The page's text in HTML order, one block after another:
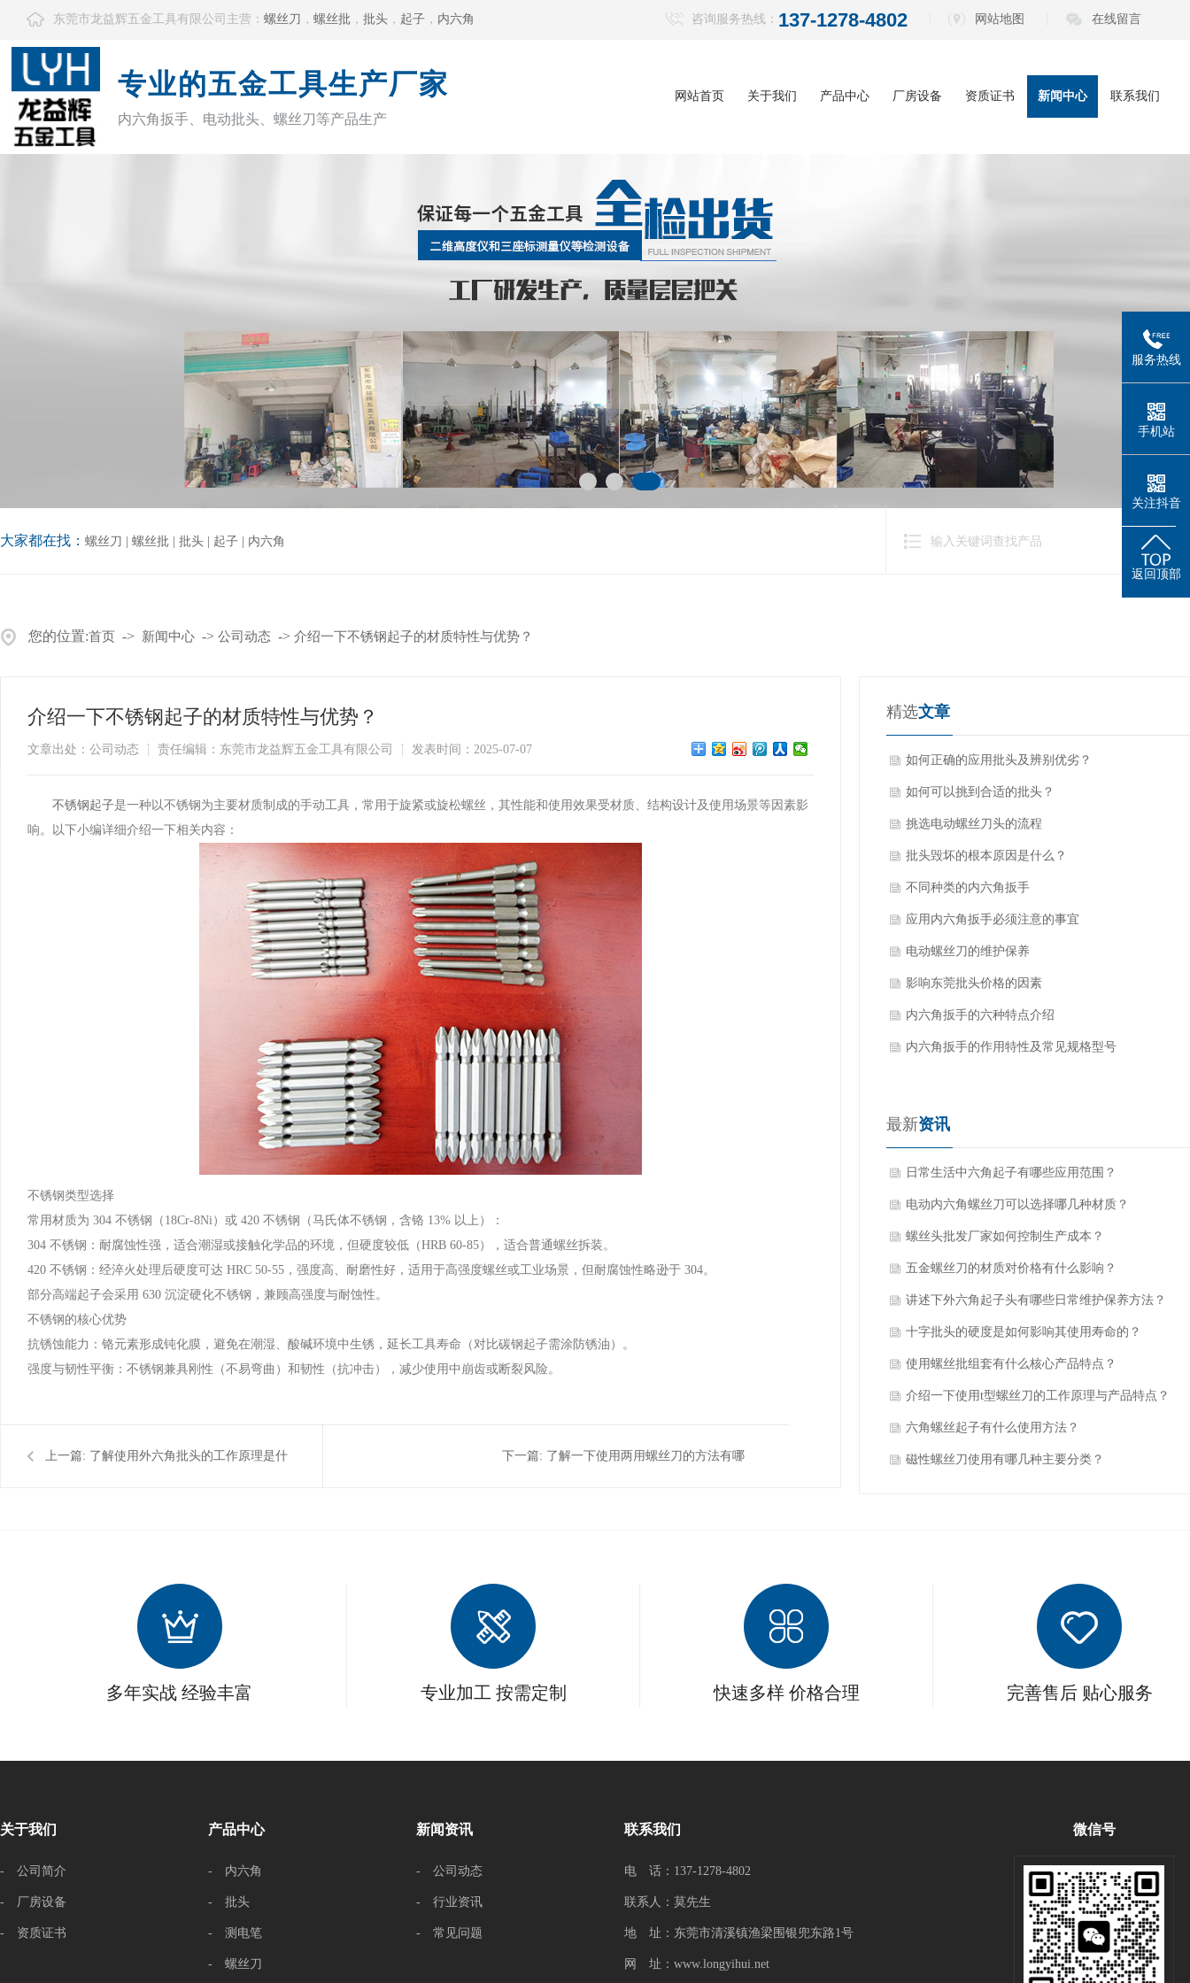
东莞市龙益辉五金工具有限公司主营： 螺丝刀 ， 螺丝批 ， 批头 ， 起子 ， 内六角 咨询服务热线： 137-1278-4802 网站地图 在线留言
专业的五金工具生产厂家
内六角扳手、电动批头、螺丝刀等产品生产
网站首页 关于我们 产品中心 厂房设备 资质证书 新闻中心 联系我们
大家都在找： 螺丝刀 螺丝批 批头 起子 内六角
您的位置:首页 -> 新闻中心 -> 公司动态 -> 介绍一下不锈钢起子的材质特性与优势？
介绍一下不锈钢起子的材质特性与优势？
文章出处：公司动态 责任编辑：东莞市龙益辉五金工具有限公司 发表时间：2025-07-07
​不锈钢起子是一种以不锈钢为主要材质制成的手动工具，常用于旋紧或旋松螺丝，其性能和使用效果受材质、结构设计及使用场景等因素影
响。以下小编详细介绍一下相关内容：
不锈钢类型选择
常用材质为 304 不锈钢（18Cr-8Ni）或 420 不锈钢（马氏体不锈钢，含铬 13% 以上）：
304 不锈钢：耐腐蚀性强，适合潮湿或接触化学品的环境，但硬度较低（HRB 60-85），适合普通螺丝拆装。
420 不锈钢：经淬火处理后硬度可达 HRC 50-55，强度高、耐磨性好，适用于高强度螺丝或工业场景，但耐腐蚀性略逊于 304。
部分高端起子会采用 630 沉淀硬化不锈钢，兼顾高强度与耐蚀性。
不锈钢的核心优势
抗锈蚀能力：铬元素形成钝化膜，避免在潮湿、酸碱环境中生锈，延长工具寿命（对比碳钢起子需涂防锈油）。
强度与韧性平衡：不锈钢兼具刚性（不易弯曲）和韧性（抗冲击），减少使用中崩齿或断裂风险。
上一篇: 了解使用外六角批头的工作原理是什 下一篇: 了解一下使用两用螺丝刀的方法有哪
精选文章
如何正确的应用批头及辨别优劣？
如何可以挑到合适的批头？
挑选电动螺丝刀头的流程
批头毁坏的根本原因是什么？
不同种类的内六角扳手
应用内六角扳手必须注意的事宜
电动螺丝刀的维护保养
影响东莞批头价格的因素
内六角扳手的六种特点介绍
内六角扳手的作用特性及常见规格型号
最新资讯
日常生活中六角起子有哪些应用范围？
电动内六角螺丝刀可以选择哪几种材质？
螺丝头批发厂家如何控制生产成本？
五金螺丝刀的材质对价格有什么影响？
讲述下外六角起子头有哪些日常维护保养方法？
十字批头的硬度是如何影响其使用寿命的？
使用螺丝批组套有什么核心产品特点？
介绍一下使用t型螺丝刀的工作原理与产品特点？
六角螺丝起子有什么使用方法？
磁性螺丝刀使用有哪几种主要分类？
多年实战 经验丰富 专业加工 按需定制 快速多样 价格合理 完善售后 贴心服务
关于我们
- 公司简介
- 厂房设备
- 资质证书
产品中心
- 内六角
- 批头
- 测电笔
- 螺丝刀
新闻资讯
- 公司动态
- 行业资讯
- 常见问题
联系我们
电 话：137-1278-4802
联系人：莫先生
地 址：东莞市清溪镇渔梁围银兜东路1号
网 址：www.longyihui.net
微信号
服务热线
手机站
关注抖音
返回顶部